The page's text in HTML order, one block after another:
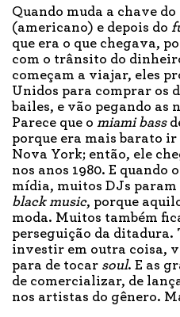
Quando muda a chave do
(americano) e depois do
que era o que chegava,
com o trânsito do
começam a viajar, eles
Unidos para comprar os
bailes, e vão pegando as
Parece que o miami bass
porque era mais barato
Nova York; então, ele
nos anos 1980. E quando
mídia, muitos DJs param
black music, porque
moda. Muitos também
perseguição da ditadura.
investir em outra coisa,
para de tocar soul. E as
de comercializar, de
nos artistas do gênero.